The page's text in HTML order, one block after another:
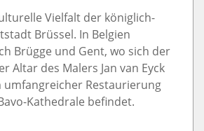
Vielfalt der königlich-
Brüssel. In Belgien
Brügge und Gent, wo sich der
Altar des Malers Jan van Eyck
umfangreicher Restaurierung
Kathedrale befindet.